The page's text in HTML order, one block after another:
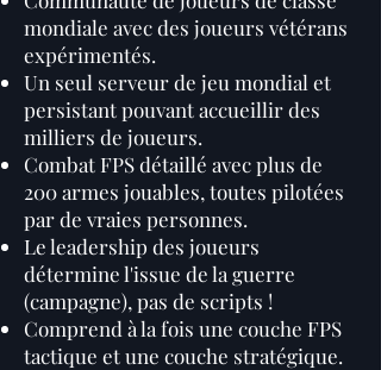
mondiale avec des joueurs vétérans
expérimentés.
Un seul serveur de jeu mondial et
persistant pouvant accueillir des
milliers de joueurs.
Combat FPS détaillé avec plus de
200 armes jouables, toutes pilotées
par de vraies personnes.
Le leadership des joueurs
détermine l'issue de la guerre
(campagne), pas de scripts !
Comprend à la fois une couche FPS
tactique et une couche stratégique.